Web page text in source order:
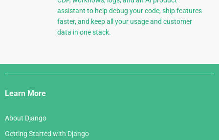
assistant to help debug your code, ship features
faster, and keep all your usage and customer
data in one stack.
Django
Links
Learn More
About Django
Getting Started with Django